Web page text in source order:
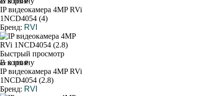
IP видеокамера 4MP RVi
1NCD4054 (4)
Бренд: RVI
Быстрый просмотр
В корзину
от 8 100 ₽
IP видеокамера 4MP RVi
1NCD4054 (2.8)
Бренд: RVI